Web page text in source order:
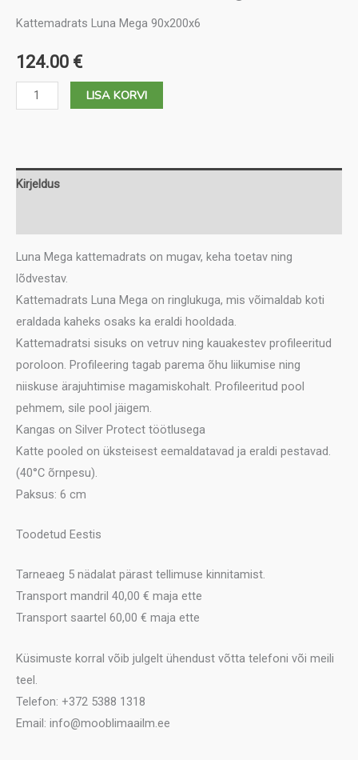
Kattemadrats Luna Mega 90x200x6
124.00 €
Kattemadrats
Luna
kogus
LISA KORVI
Kirjeldus
Luna Mega kattemadrats on mugav, keha toetav ning
lõdvestav.
Kattemadrats Luna Mega on ringlukuga, mis võimaldab koti
eraldada kaheks osaks ka eraldi hooldada.
Kattemadratsi sisuks on vetruv ning kauakestev profileeritud
poroloon. Profileering tagab parema õhu liikumise ning
niiskuse ärajuhtimise magamiskohalt. Profileeritud pool
pehmem, sile pool jäigem.
Kangas on Silver Protect töötlusega
Katte pooled on üksteisest eemaldatavad ja eraldi pestavad.
(40°C õrnpesu).
Paksus: 6 cm
Toodetud Eestis
Tarneaeg 5 nädalat pärast tellimuse kinnitamist.
Transport mandril 40,00 € maja ette
Transport saartel 60,00 € maja ette
Küsimuste korral võib julgelt ühendust võtta telefoni või meili
teel.
Telefon: +372 5388 1318
Email: info@mooblimaailm.ee